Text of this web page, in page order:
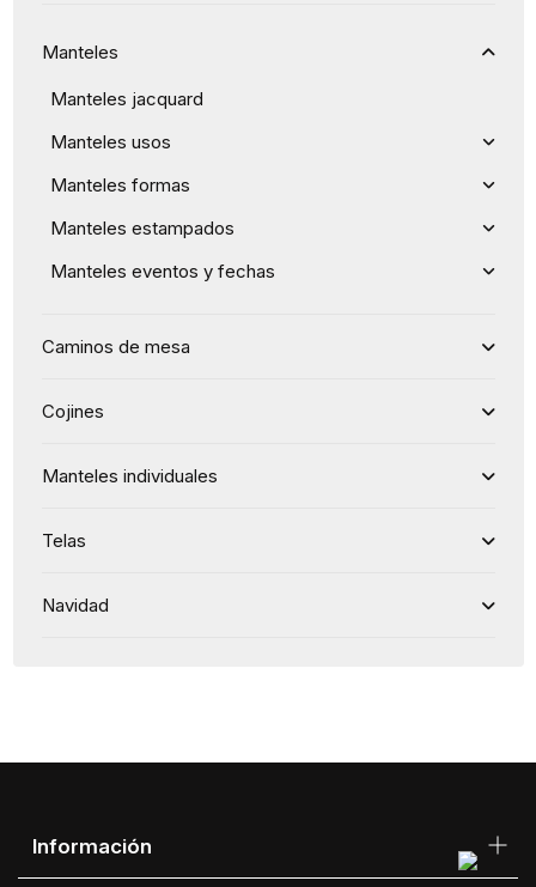
Manteles
Manteles jacquard
Manteles usos
Manteles formas
Manteles estampados
Manteles eventos y fechas
Caminos de mesa
Cojines
Manteles individuales
Telas
Navidad
Información